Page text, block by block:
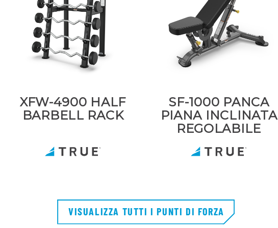
XFW-4900 HALF
BARBELL RACK
SF-1000 PANCA
PIANA INCLINATA
REGOLABILE
VISUALIZZA TUTTI I PUNTI DI FORZA